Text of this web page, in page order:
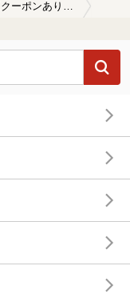
【クーポンあり】朝風呂に入れる北大宮駅近くの温泉、日帰り温泉、スーパー銭湯おすすめ